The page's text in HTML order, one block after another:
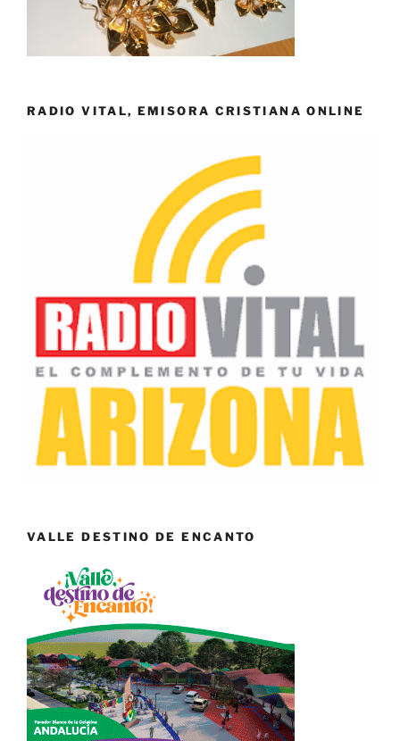
RADIO VITAL, EMISORA CRISTIANA ONLINE
VALLE DESTINO DE ENCANTO